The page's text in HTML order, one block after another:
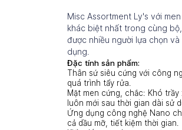
Misc Assortment Ly's với
khác biệt nhất trong cùng
được nhiều người lựa chọn
dụng.
Đặc tính sản phẩm:
Thân sứ siêu cứng với công
quá trình tẩy rửa.
Mặt men cứng, chắc: Khó
luôn mới sau thời gian dài sử
Ứng dụng công nghệ Nano
cả dầu mỡ, tiết kiệm thời gian.